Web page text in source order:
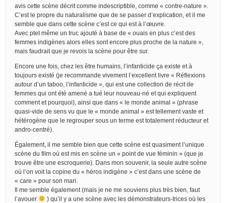
avis cette scène décrit comme indescriptible, comme « contre-nature ».
C’est le propre du naturalisme que de se passer d’explication, et il me
semble que dans cette scène c’est ce qui est à l’œuvre.
Avec ptet même un truc ajouté à base de « ouais en plus c’est des
femmes indigènes alors elles sont encore plus proche de la nature »,
mais faudrait que je revois la scène pour être sur.
Encore une fois, chez les être humains, l’infanticide ça existe et à
toujours existé (je recommande vivement l’excellent livre « Réflexions
autour d’un taboo, l’infanticide », qui est une collection de récit de
femmes qui ont été amené a tué leur nouveau-né et qui expliquent
comment et pourquoi), ainsi que dans « le monde animal » (phrase
quasi-vide de sens vu que le « monde animal » est tellement vaste et
hétérogène que le regrouper sous un terme est totalement réducteur et
andro-centré).
Également, il me semble bien que cette scène est quasiment l’unique
scène du film où est mis en scène un « point de vue féminin » (que je
trouve être une escroquerie). Dans mon souvenir, la seule autre scène
où l’on voit la copine du « héros indigène » c’est dans une scène de
« care » pour son mari.
Il me semble également (mais je ne me souviens plus très bien, faut
l’avouer
) qu’il y a une scène avec les démonstrateurs-trices où les